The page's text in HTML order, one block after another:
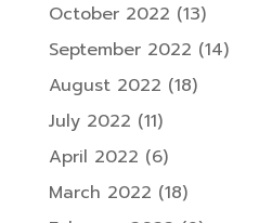
October 2022 (13)
September 2022 (14)
August 2022 (18)
July 2022 (11)
April 2022 (6)
March 2022 (18)